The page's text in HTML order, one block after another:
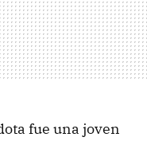
fue una joven